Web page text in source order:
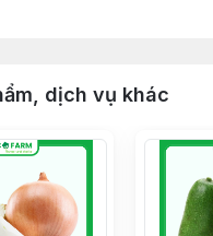
dịch vụ khác